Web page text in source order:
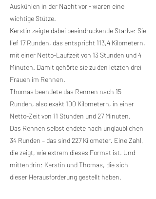
Auskühlen in der Nacht vor - waren eine
wichtige Stütze.
Kerstin zeigte dabei beeindruckende Stärke: Sie
lief 17 Runden, das entspricht 113,4 Kilometern,
mit einer Netto-Laufzeit von 13 Stunden und 4
Minuten. Damit gehörte sie zu den letzten drei
Frauen im Rennen.
Thomas beendete das Rennen nach 15
Runden, also exakt 100 Kilometern, in einer
Netto-Zeit von 11 Stunden und 27 Minuten.
Das Rennen selbst endete nach unglaublichen
34 Runden – das sind 227 Kilometer. Eine Zahl,
die zeigt, wie extrem dieses Format ist. Und
mittendrin: Kerstin und Thomas, die sich
dieser Herausforderung gestellt haben.